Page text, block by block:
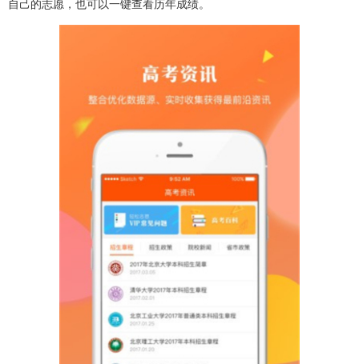
自己的志愿，也可以一键查看历年成绩。